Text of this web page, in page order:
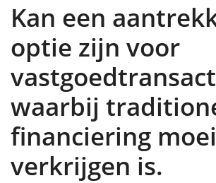
Kan een
optie zijn voor
waarbij
financiering
verkrijgen is.